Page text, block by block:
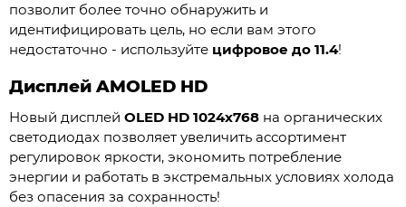
позволит более точно обнаружить и
идентифицировать цель, но если вам этого
недостаточно - используйте цифровое до 11.4!
Дисплей AMOLED HD
Новый дисплей OLED HD 1024x768 на органических
светодиодах позволяет увеличить ассортимент
регулировок яркости, экономить потребление
энергии и работать в экстремальных условиях холода
без опасения за сохранность!